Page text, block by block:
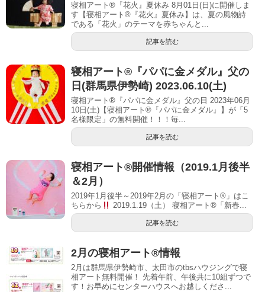
寝相アート®『花火』夏休み 8月01日(日)に開催しま
す【寝相アート®︎『花火』夏休み】は、夏の風物詩
である「花火」のテーマを赤ちゃんと...
記事を読む
寝相アート®︎『パパに金メダル』父の
日(群馬県伊勢崎) 2023.06.10(土)
寝相アート®『パパに金メダル』父の日 2023年06月
10日(土)【寝相アート®︎『パパに金メダル』】が「5
名様限定」の無料開催！！！毎...
記事を読む
寝相アート®開催情報（2019.1月後半
＆2月）
2019年1月後半～2019年2月の「寝相アート®」はこ
ちらから
2019.1.19（土） 寝相アート®「新春...
記事を読む
2月の寝相アート®︎情報
2月は群馬県伊勢崎市、太田市のtbsハウジングで寝
相アート無料開催！ 先着午前、午後共に10組ずつで
す！お早めにセンターハウスへお越しくださ...